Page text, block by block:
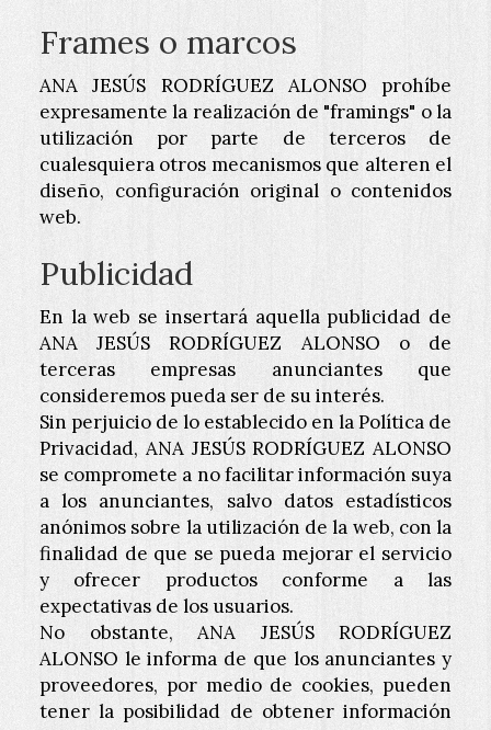
Frames o marcos
ANA JESÚS RODRÍGUEZ ALONSO prohíbe
expresamente la realización de "framings" o la
utilización por parte de terceros de
cualesquiera otros mecanismos que alteren el
diseño, configuración original o contenidos
web.
Publicidad
En la web se insertará aquella publicidad de
ANA JESÚS RODRÍGUEZ ALONSO o de
terceras empresas anunciantes que
consideremos pueda ser de su interés.
Sin perjuicio de lo establecido en la Política de
Privacidad, ANA JESÚS RODRÍGUEZ ALONSO
se compromete a no facilitar información suya
a los anunciantes, salvo datos estadísticos
anónimos sobre la utilización de la web, con la
finalidad de que se pueda mejorar el servicio
y ofrecer productos conforme a las
expectativas de los usuarios.
No obstante,ANA JESÚS RODRÍGUEZ
ALONSO le informa de que los anunciantes y
proveedores, por medio de cookies, pueden
tener la posibilidad de obtener información